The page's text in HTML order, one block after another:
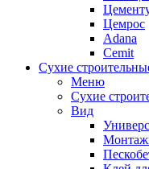
Цемрос
Adana
Cemit
Сухие
Меню
Сухие
Вид